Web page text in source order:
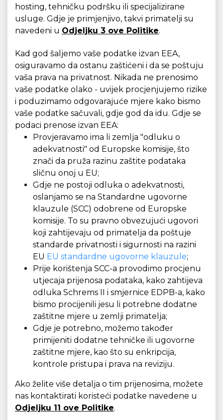
hosting, tehničku podršku ili specijalizirane
usluge. Gdje je primjenjivo, takvi primatelji su
navedeni u Odjeljku 3 ove Politike.
Kad god šaljemo vaše podatke izvan EEA,
osiguravamo da ostanu zaštićeni i da se poštuju
vaša prava na privatnost. Nikada ne prenosimo
vaše podatke olako - uvijek procjenjujemo rizike
i poduzimamo odgovarajuće mjere kako bismo
vaše podatke sačuvali, gdje god da idu. Gdje se
podaci prenose izvan EEA:
Provjeravamo ima li zemlja "odluku o
adekvatnosti" od Europske komisije, što
znači da pruža razinu zaštite podataka
sličnu onoj u EU;
Gdje ne postoji odluka o adekvatnosti,
oslanjamo se na Standardne ugovorne
klauzule (SCC) odobrene od Europske
komisije. To su pravno obvezujući ugovori
koji zahtijevaju od primatelja da poštuje
standarde privatnosti i sigurnosti na razini
EU EU standardne ugovorne klauzule;
Prije korištenja SCC-a provodimo procjenu
utjecaja prijenosa podataka, kako zahtijeva
odluka Schrems II i smjernice EDPB-a, kako
bismo procijenili jesu li potrebne dodatne
zaštitne mjere u zemlji primatelja;
Gdje je potrebno, možemo također
primijeniti dodatne tehničke ili ugovorne
zaštitne mjere, kao što su enkripcija,
kontrole pristupa i prava na reviziju.
Ako želite više detalja o tim prijenosima, možete
nas kontaktirati koristeći podatke navedene u
Odjeljku 11 ove Politike.